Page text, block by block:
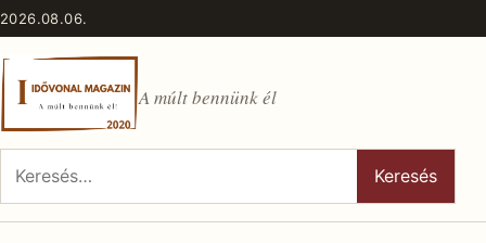
Ugrás a tartalomhoz
2026.08.06.
A múlt bennünk él
Keresés:
Keresés